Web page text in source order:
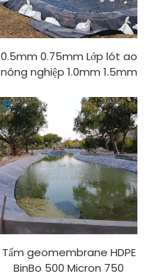
0.5mm 0.75mm Lớp lót ao
nông nghiệp 1.0mm 1.5mm
Geomembrane Sheet
cho hồ chứa, đập, lớp lót
trang trại cá, bãi chôn lấp,
mỏ
Tấm geomembrane HDPE
BinBo 500 Micron 750